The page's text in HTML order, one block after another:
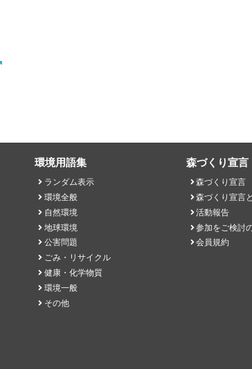
環境用語集
ランダム表示
環境全般
自然環境
地球環境
公害問題
ごみ・リサイクル
健康・化学物質
環境一般
その他
森づくり宣言
森づくり宣言
森づくり宣言
活動報告
参加をご検討
会員規約